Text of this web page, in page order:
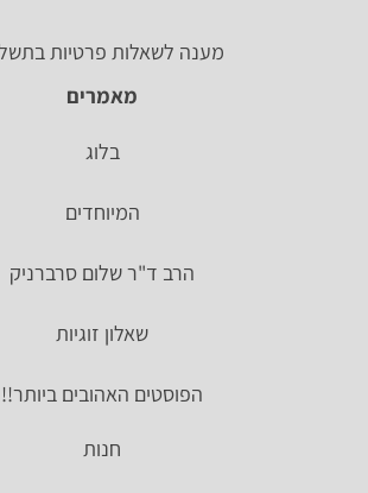
מענה לשאלות פרטיות
מאמרים
בלוג
המיוחדים
הרב ד"ר שלום סרברניק
שאלון זוגיות
הפוסטים האהובים ביותר!!
חנות